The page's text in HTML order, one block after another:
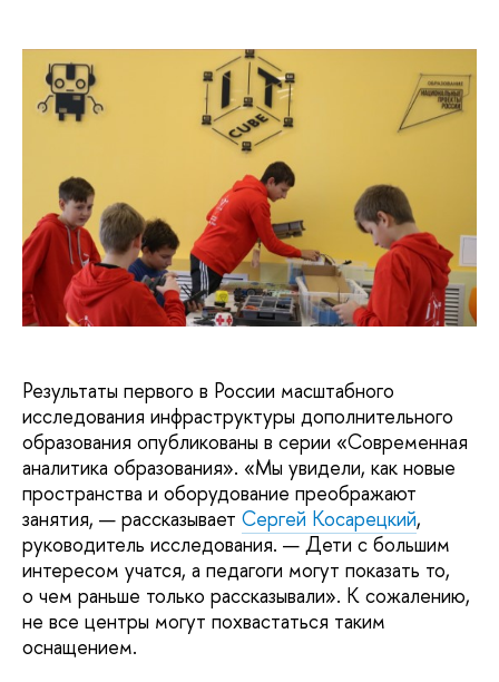
Результаты первого в России масштабного
исследования инфраструктуры дополнительного
образования опубликованы в серии «Современная
аналитика образования». «Мы увидели, как новые
пространства и оборудование преображают
занятия, — рассказывает Сергей Косарецкий,
руководитель исследования. — Дети с большим
интересом учатся, а педагоги могут показать то,
о чем раньше только рассказывали». К сожалению,
не все центры могут похвастаться таким
оснащением.